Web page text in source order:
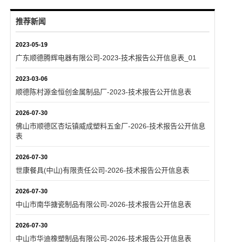
推荐新闻
2023-05-19
广东顺德腾辉电器有限公司-2023-技术报告公开信息表_01
2023-03-06
顺德陈村源金恒创金属制品厂-2023-技术报告公开信息表
2026-07-30
佛山市顺德区杏坛镇威成塑料五金厂-2026-技术报告公开信息
表
2026-07-30
世康餐具(中山)有限责任公司-2026-技术报告公开信息表
2026-07-30
中山市南华搪瓷制品有限公司-2026-技术报告公开信息表
2026-07-30
中山市华迪橡塑制品有限公司-2026-技术报告公开信息表